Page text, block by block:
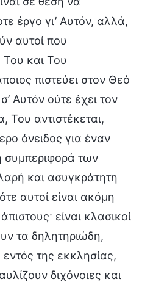
έργο γι’ Αυτόν, αλλά,
αυτοί που
και Του
πιστεύει στον Θεό
Αυτόν ούτε έχει τον
Του αντιστέκεται,
όνειδος για έναν
συμπεριφορά των
και ασυγκράτητη
αυτοί είναι ακόμη
είναι κλασικοί
τα δηλητηριώδη,
της εκκλησίας,
διχόνοιες και